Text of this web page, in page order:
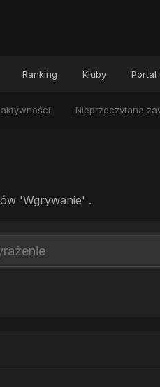
Nieprzeczytana
Ranking Kluby Portal
'Wgrywanie' .